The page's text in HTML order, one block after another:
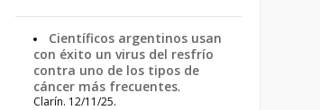
Científicos argentinos usan
con éxito un virus del resfrío
contra uno de los tipos de
cáncer más frecuentes.
Clarín. 12/11/25.